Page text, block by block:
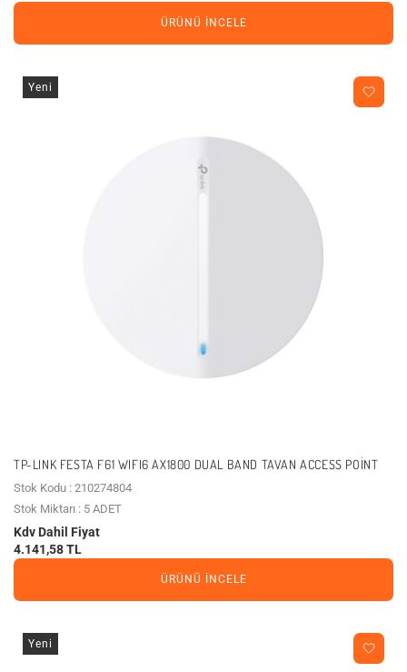
ÜRÜNÜ İNCELE
Yeni
TP-LINK FESTA F61 WIFI6 AX1800 DUAL BAND TAVAN ACCESS POINT
Stok Kodu : 210274804
Stok Miktarı : 5 ADET
Kdv Dahil Fiyat
4.141,58 TL
ÜRÜNÜ İNCELE
Yeni